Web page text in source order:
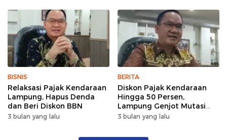
BISNIS
Relaksasi Pajak Kendaraan
Lampung, Hapus Denda
dan Beri Diskon BBN
3 bulan yang lalu
BERITA
Diskon Pajak Kendaraan
Hingga 50 Persen,
Lampung Genjot Mutasi
Kendaraan Luar Daerah
3 bulan yang lalu